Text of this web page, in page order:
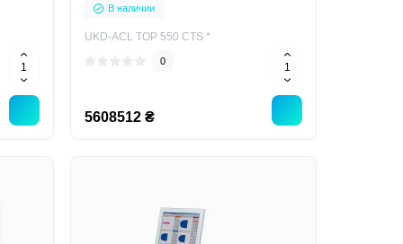
В наличии
UKD-ACL TOP 550 CTS *
0
5608512 ₴